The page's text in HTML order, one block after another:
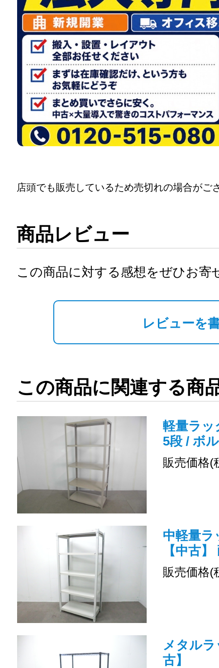
店頭でも販売しているため売切れの場合がご
商品レビュー
この商品に対する感想をぜひお寄
レビューを
この商品に関連する商
軽量ラッ
5段 / ボ
販売価格(
中軽量ラ
【中古
販売価格(
メタル
古】